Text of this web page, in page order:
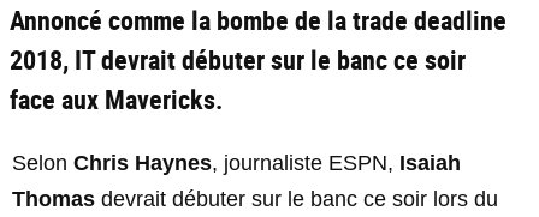
Annoncé comme la bombe de la trade deadline
2018, IT devrait débuter sur le banc ce soir
face aux Mavericks.
Selon Chris Haynes, journaliste ESPN, Isaiah
Thomas devrait débuter sur le banc ce soir lors du